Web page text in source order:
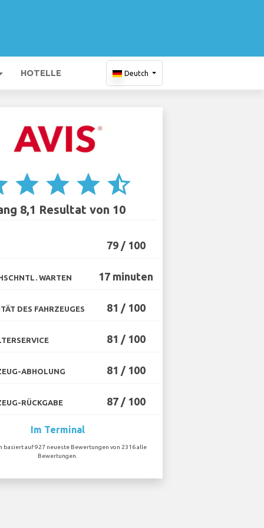
HOTELLE Deutch
star star star star_half
8,1 Resultat von 10
79 / 100
WARTEN 17 minuten
DES FAHRZEUGES 81 / 100
81 / 100
ABHOLUNG 81 / 100
RÜCKGABE 87 / 100
Im Terminal
basiert auf 927 neueste Bewertungen von 2316 alle
Bewertungen.